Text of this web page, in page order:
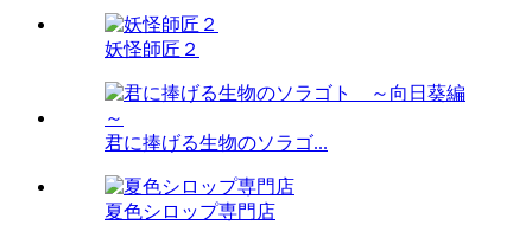
妖怪師匠２
君に捧げる生物のソラゴ...
夏色シロップ専門店